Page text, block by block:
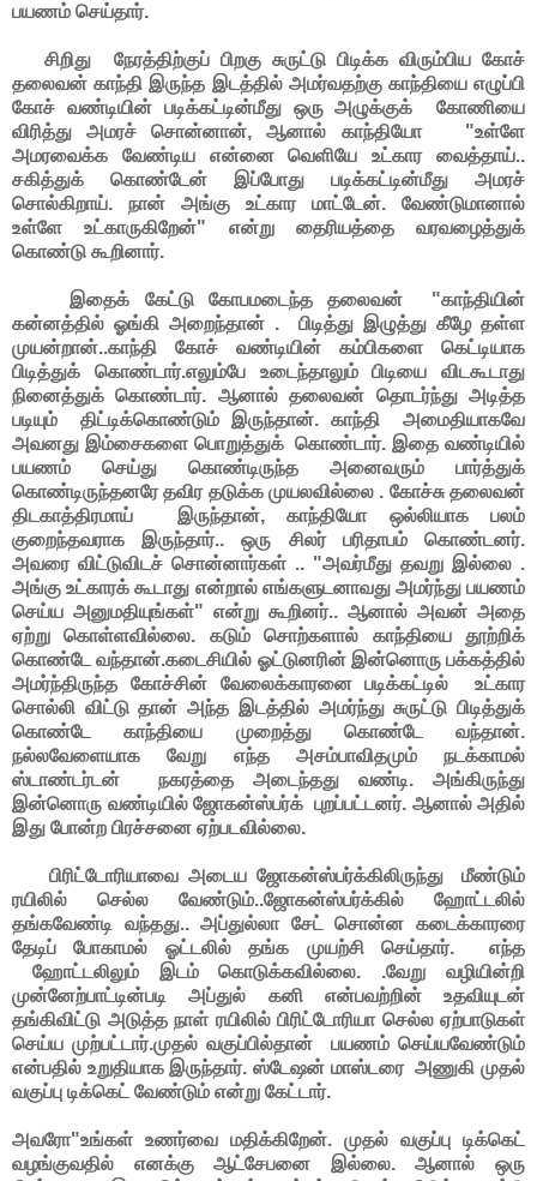
பயணம் செய்தார்.
சிறிது நேரத்திற்குப் பிறகு சுருட்டு பிடிக்க விரும்பிய கோச்
தலைவன் காந்தி இருந்த இடத்தில் அமர்வதற்கு காந்தியை எழுப்பி
கோச் வண்டியின் படிக்கட்டின்மீது ஒரு அழுக்குக் கோணியை
விரித்து அமரச் சொன்னான், ஆனால் காந்தியோ "உள்ளே
அமரவைக்க வேண்டிய என்னை வெளியே உட்கார வைத்தாய்..
சகித்துக் கொண்டேன் இப்போது படிக்கட்டின்மீது அமரச்
சொல்கிறாய். நான் அங்கு உட்கார மாட்டேன். வேண்டுமானால்
உள்ளே உட்காருகிறேன்" என்று தைரியத்தை வரவழைத்துக்
கொண்டு கூறினார்.
இதைக் கேட்டு கோபமடைந்த தலைவன் "காந்தியின்
கன்னத்தில் ஓங்கி அறைந்தான் . பிடித்து இழுத்து கீழே தள்ள
முயன்றான்..காந்தி கோச் வண்டியின் கம்பிகளை கெட்டியாக
பிடித்துக் கொண்டார்.எலும்பே உடைந்தாலும் பிடியை விடகூடாது
நினைத்துக் கொண்டார். ஆனால் தலைவன் தொடர்ந்து அடித்த
படியும் திட்டிக்கொண்டும் இருந்தான். காந்தி அமைதியாகவே
அவனது இம்சைகளை பொறுத்துக் கொண்டார். இதை வண்டியில்
பயணம் செய்து கொண்டிருந்த அனைவரும் பார்த்துக்
கொண்டிருந்தனரே தவிர தடுக்க முயலவில்லை . கோச்சு தலைவன்
திடகாத்திரமாய் இருந்தான், காந்தியோ ஒல்லியாக பலம்
குறைந்தவராக இருந்தார்.. ஒரு சிலர் பரிதாபம் கொண்டனர்.
அவரை விட்டுவிடச் சொன்னார்கள் .. "அவர்மீது தவறு இல்லை .
அங்கு உட்காரக் கூடாது என்றால் எங்களுடனாவது அமர்ந்து பயணம்
செய்ய அனுமதியுங்கள்" என்று கூறினர்.. ஆனால் அவன் அதை
ஏற்று கொள்ளவில்லை. கடும் சொற்களால் காந்தியை தூற்றிக்
கொண்டே வந்தான்.கடைசியில் ஓட்டுனரின் இன்னொரு பக்கத்தில்
அமர்ந்திருந்த கோச்சின் வேலைக்காரனை படிக்கட்டில் உட்கார
சொல்லி விட்டு தான் அந்த இடத்தில் அமர்ந்து சுருட்டு பிடித்துக்
கொண்டே காந்தியை முறைத்து கொண்டே வந்தான்.
நல்லவேளையாக வேறு எந்த அசம்பாவிதமும் நடக்காமல்
ஸ்டாண்டர்டன் நகரத்தை அடைந்தது வண்டி. அங்கிருந்து
இன்னொரு வண்டியில் ஜோகன்ஸ்பர்க் புறப்பட்டனர். ஆனால் அதில்
இது போன்ற பிரச்சனை ஏற்படவில்லை.
பிரிட்டோரியாவை அடைய ஜோகன்ஸ்பர்க்கிலிருந்து மீண்டும்
ரயிலில் செல்ல வேண்டும்..ஜோகன்ஸ்பர்க்கில் ஹோட்டலில்
தங்கவேண்டி வந்தது.. அப்துல்லா சேட் சொன்ன கடைக்காரரை
தேடிப் போகாமல் ஓட்டலில் தங்க முயற்சி செய்தார். எந்த
ஹோட்டலிலும் இடம் கொடுக்கவில்லை. .வேறு வழியின்றி
முன்னேற்பாட்டின்படி அப்துல் கனி என்பவற்றின் உதவியுடன்
தங்கிவிட்டு அடுத்த நாள் ரயிலில் பிரிட்டோரியா செல்ல ஏற்பாடுகள்
செய்ய முற்பட்டார்.முதல் வகுப்பில்தான் பயணம் செய்யவேண்டும்
என்பதில் உறுதியாக இருந்தார். ஸ்டேஷன் மாஸ்டரை அணுகி முதல்
வகுப்பு டிக்கெட் வேண்டும் என்று கேட்டார்.
அவரோ"உங்கள் உணர்வை மதிக்கிறேன். முதல் வகுப்பு டிக்கெட்
வழங்குவதில் எனக்கு ஆட்சேபனை இல்லை. ஆனால் ஒரு